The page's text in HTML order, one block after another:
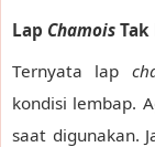
Lap Chamois
Ternyata lap
kondisi lembap.
saat digunakan.